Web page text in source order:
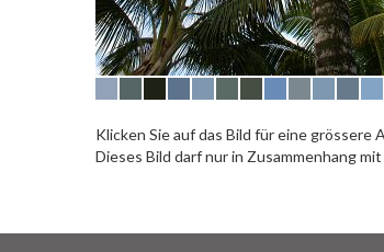
Klicken Sie auf das Bild für eine grössere
Dieses Bild darf nur in Zusammenhang